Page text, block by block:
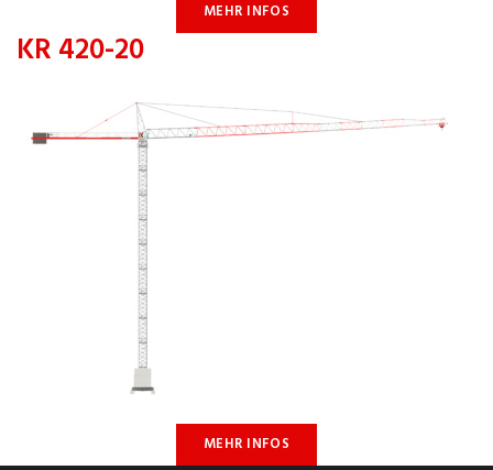
MEHR INFOS
KR 420-20
MEHR INFOS